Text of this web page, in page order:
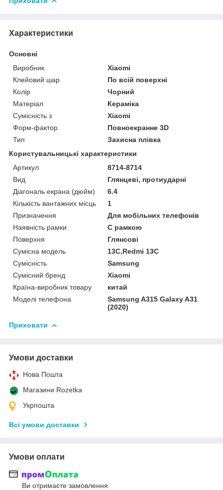
Характеристики
Основні
Виробник
Xiaomi
Клейовий шар
По всій поверхні
Колір
Чорний
Матеріал
Кераміка
Сумісність з
Xiaomi
Форм-фактор
Повноекранне 3D
Тип
Захисна плівка
Користувальницькі характеристики
Артикул
8714-8714
Вид
Глянцеві, протиударні
Діагональ екрана (дюйм)
6.4
Кількість вантажних місць
1
Призначення
Для мобільних телефонів
Наявність рамки
C рамкою
Поверхня
Глянсові
Сумісна модель
13C,Redmi 13C
Сумісність
Samsung
Сумісний бренд
Xiaomi
Країна-виробник товару
китай
Моделі телефона
Samsung A315 Galaxy A31
(2020)
Приховати
Умови доставки
Нова Пошта
Магазини Rozetka
Укрпошта
Всі умови доставки
Умови оплати
Ви отримаєте замовлення